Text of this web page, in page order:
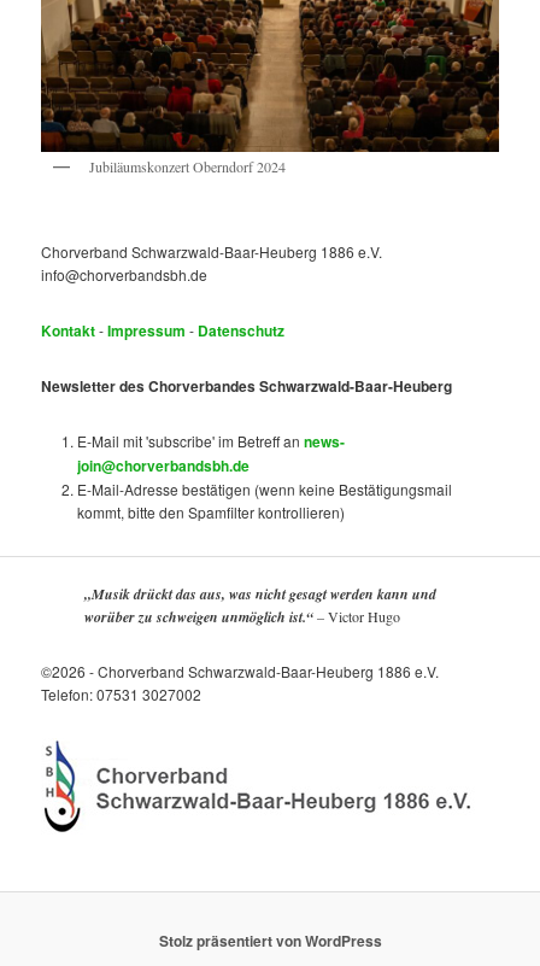
Jubiläumskonzert Oberndorf 2024
Chorverband Schwarzwald-Baar-Heuberg 1886 e.V.
info@chorverbandsbh.de
Kontakt-Impressum - Datenschutz
Newsletter des Chorverbandes Schwarzwald-Baar-Heuberg
E-Mail mit 'subscribe' im Betreff annews-
join@chorverbandsbh.de
E-Mail-Adresse bestätigen (wenn keine Bestätigungsmail
kommt, bitte den Spamfilter kontrollieren)
„Musik drückt das aus, was nicht gesagt werden kann und
worüber zu schweigen unmöglich ist.“–Victor Hugo
©2026 - Chorverband Schwarzwald-Baar-Heuberg 1886 e.V.
Telefon: 07531 3027002
Stolz präsentiert von WordPress